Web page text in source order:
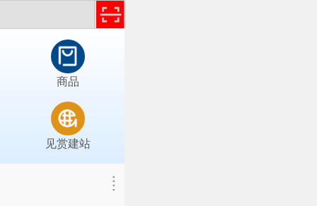
商品
见赏建站